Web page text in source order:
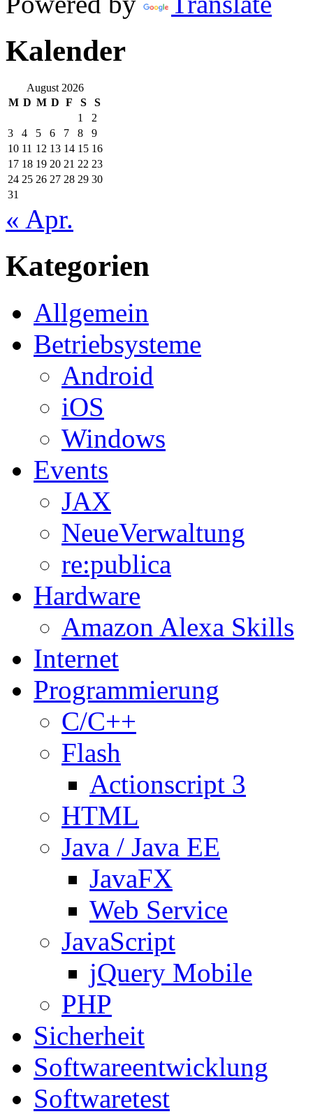
Kalender
August 2026
M D M D F S
S
1
2
3
4 5 6 7 8
9
10 11 12 13 14 15 16
17 18 19 20 21 22 23
24 25 26 27 28 29 30
31
« Apr.
Kategorien
Allgemein
Betriebsysteme
Android
iOS
Windows
Events
JAX
NeueVerwaltung
re:publica
Hardware
Amazon Alexa Skills
Internet
Programmierung
C/C++
Flash
Actionscript 3
HTML
Java / Java EE
JavaFX
Web Service
JavaScript
jQuery Mobile
PHP
Sicherheit
Softwareentwicklung
Softwaretest